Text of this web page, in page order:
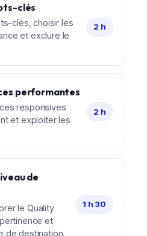
clés
clés, choisir les
et exclure le
2 h
performantes
responsives
et exploiter les
2 h
de
le Quality
et
de destination.
1 h 30